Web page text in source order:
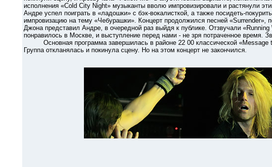
исполнения «Cold City Night» музыканты вволю импровизировали и растянули
Андре успел поиграть в «ладошки» с бэк-вокалисткой, а также посидеть-
импровизацию на тему «Чебурашки». Концерт продолжился песней «Surrender»,
Джона представил Андре, в очередной раз выйдя к публике. Отзвучали
понравилось в Москве, и выступление перед нами - не зря потраченное время.
Основная программа завершилась в районе 22 00 классической «Message
Группа откланялась и покинула сцену. Но на этом концерт не закончился.